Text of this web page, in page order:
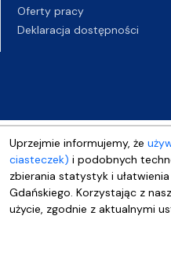
Uprzejmie informujemy, że
ciasteczek) i podobnych
zbierania statystyk i
Gdańskiego. Korzystając z
użycie, zgodnie z aktualnymi
Oferty pracy
Deklaracja dostępności